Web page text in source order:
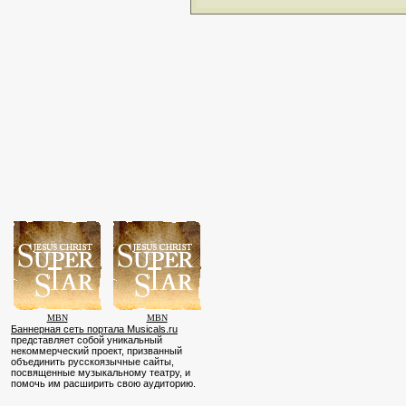
MBN MBN
Баннерная сеть портала Musicals.ru
представляет собой уникальный
некоммерческий проект, призванный
объединить русскоязычные сайты,
посвященные музыкальному театру, и
помочь им расширить свою аудиторию.